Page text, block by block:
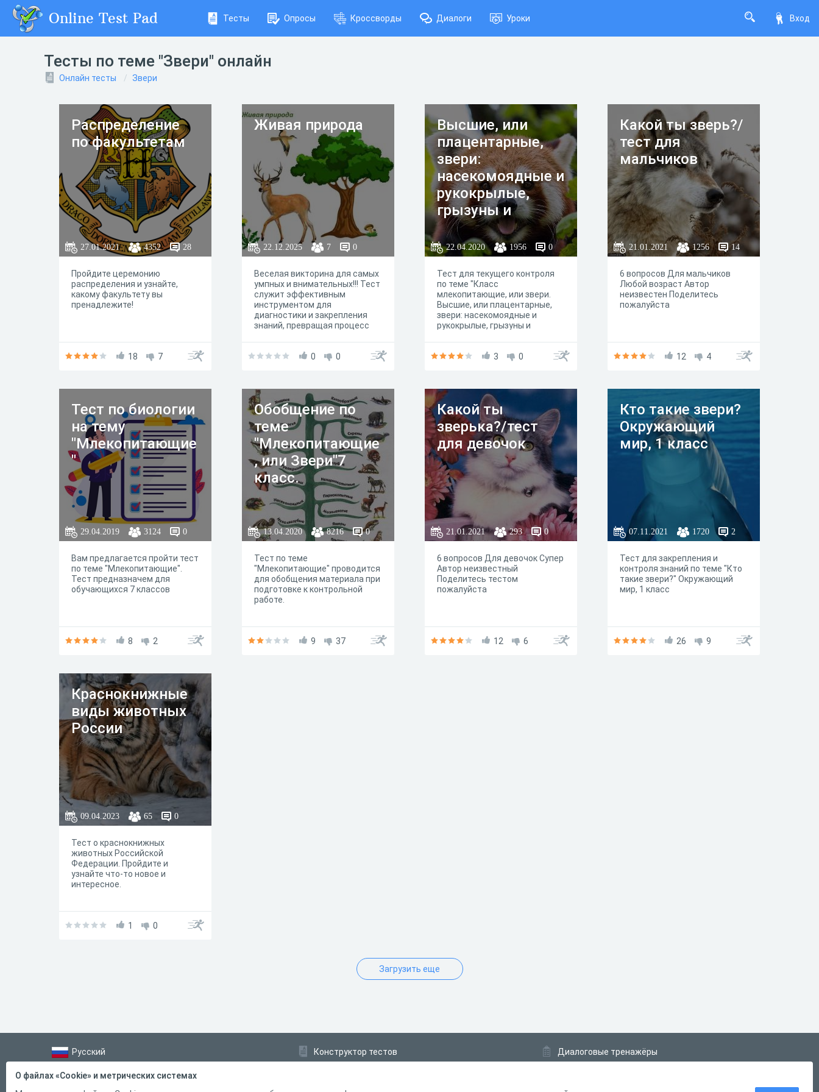
Вход
Online Test Pad Тесты Опросы Кроссворды Диалоги Уроки
Тесты по теме "Звери" онлайн
Онлайн тесты Звери
Распределение
по факультетам
27.01.2021 4352 28
Пройдите церемонию
распределения и узнайте,
какому факультету вы
пренадлежите!
18 7
Живая природа
22.12.2025 7 0
Веселая викторина для самых
умпных и внимательных!!! Тест
служит эффективным
инструментом для
диагностики и закрепления
знаний, превращая процесс
дальнейший интерес ребенка к
0 0
Высшие, или
плацентарные,
звери:
насекомоядные и
рукокрылые,
грызуны и
зайцеобразные,
хищные
22.04.2020 1956 0
Тест для текущего контроля
по теме "Класс
млекопитающие, или звери.
Высшие, или плацентарные,
звери: насекомоядные и
рукокрылые, грызуны и
3 0
Какой ты зверь?/
тест для
мальчиков
21.01.2021 1256 14
6 вопросов Для мальчиков
Любой возраст Автор
неизвестен Поделитесь
пожалуйста
12 4
Тест по биологии
на тему
"Млекопитающие
"
29.04.2019 3124 0
Вам предлагается пройти тест
по теме "Млекопитающие".
Тест предназначем для
обучающихся 7 классов
8 2
Обобщение по
теме
"Млекопитающие
, или Звери"7
класс.
13.04.2020 8216 0
Тест по теме
"Млекопитающие" проводится
для обобщения материала при
подготовке к контрольной
работе.
9 37
Какой ты
зверька?/тест
для девочок
21.01.2021 293 0
6 вопросов Для девочок Супер
Автор неизвестный
Поделитесь тестом
пожалуйста
12 6
Кто такие звери?
Окружающий
мир, 1 класс
07.11.2021 1720 2
Тест для закрепления и
контроля знаний по теме "Кто
такие звери?" Окружающий
мир, 1 класс
26 9
Краснокнижные
виды животных
России
09.04.2023 65 0
Тест о краснокнижных
животных Российской
Федерации. Пройдите и
узнайте что-то новое и
интересное.
1 0
Загрузить еще
Русский
Справка
Конструктор тестов
Диалоговые тренажёры
О файлах «Cookie» и метрических системах